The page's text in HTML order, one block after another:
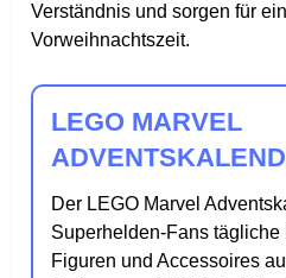
Verständnis und sorgen für
Vorweihnachtszeit.
LEGO MARVEL
Der LEGO Marvel
Superhelden-Fans
Figuren und Accessoires